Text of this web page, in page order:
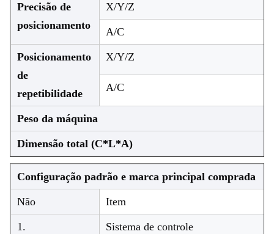
Precisão de
posicionamento
X/Y/Z
A/C
Posicionamento
de
repetibilidade
X/Y/Z
A/C
Peso da máquina
Dimensão total (C*L*A)
Configuração padrão e marca principal comprada
Não Item
1. Sistema de controle